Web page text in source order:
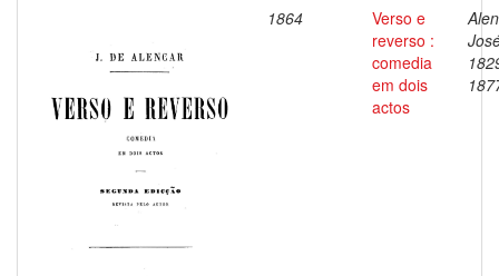
1864
Verso e
reverso :
comedia
em dois
actos